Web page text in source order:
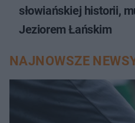
słowiańskiej historii,
Jeziorem Łańskim
NAJNOWSZE